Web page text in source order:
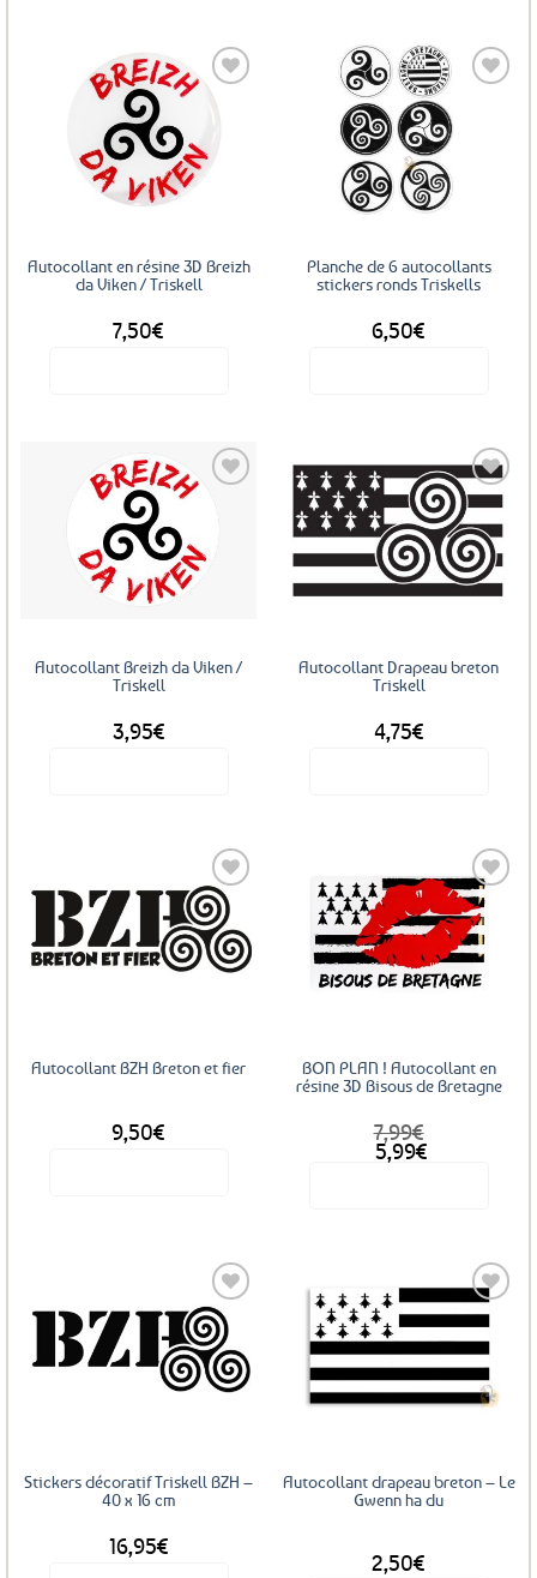
favoris
Autocollant en résine 3D Breizh
da Viken / Triskell
7,50€
Planche de 6 autocollants
stickers ronds Triskells
6,50€
Autocollant Breizh da Viken /
Triskell
3,95€
Ajouter
aux
favoris
Autocollant Drapeau breton
Triskell
4,75€
Ajouter
aux
favoris
Autocollant BZH Breton et fier
9,50€
Ajouter
aux
favoris
BON PLAN ! Autocollant en
résine 3D Bisous de Bretagne
7,99€
Le
prix
5,99€
Le
prix
Ajouter
aux
favoris
Stickers décoratif Triskell BZH –
40 x 16 cm
16,95€
Ajouter
aux
favoris
Autocollant drapeau breton – Le
Gwenn ha du
2,50€